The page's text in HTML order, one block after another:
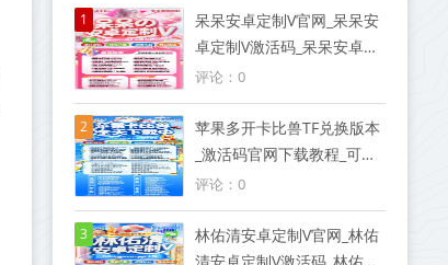
1
呆呆安卓定制V官网_呆呆安
卓定制V激活码_呆呆安卓定
制V授权码优秀服务商
评论：0
2
苹果多开卡比兽TF兑换版本
_激活码官网下载教程_可以
发本地大视频
评论：0
3
林佑清安卓定制V官网_林佑
清安卓定制V激活码_林佑清